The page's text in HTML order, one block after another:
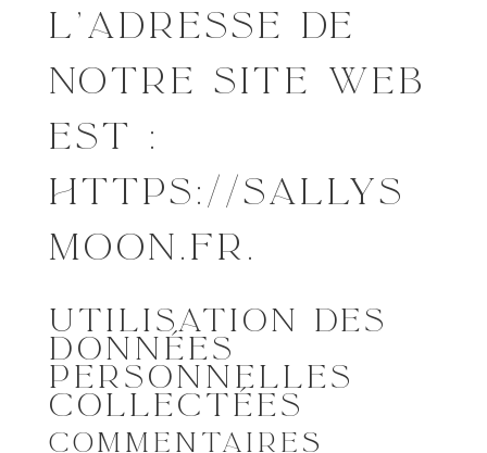
L’ADRESSE DE
NOTRE SITE WEB
EST :
HTTPS://SALLYS
MOON.FR.
UTILISATION DES
DONNÉES
PERSONNELLES
COLLECTÉES
COMMENTAIRES